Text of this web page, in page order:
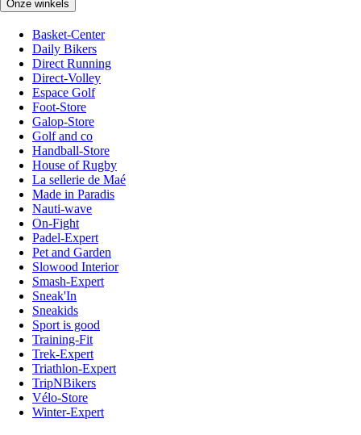
Onze winkels
Basket-Center
Daily Bikers
Direct Running
Direct-Volley
Espace Golf
Foot-Store
Galop-Store
Golf and co
Handball-Store
House of Rugby
La sellerie de Maé
Made in Paradis
Nauti-wave
On-Fight
Padel-Expert
Pet and Garden
Slowood Interior
Smash-Expert
Sneak'In
Sneakids
Sport is good
Training-Fit
Trek-Expert
Triathlon-Expert
TripNBikers
Vélo-Store
Winter-Expert